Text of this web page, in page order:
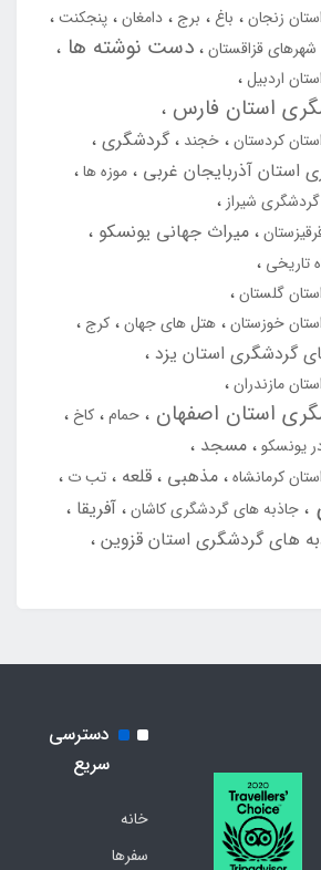
زنجان
باغ برج دامغان پنجکنت
شهرهای قزاقستان دست نوشته ها
اردبیل
استان فارس
کردستان خجند
گردشگری
استان آذربایجان غربی
موزه ها
شیراز
میراث جهانی یونسکو
تاریخی
گلستان
خوزستان هتل های جهان کرج
گردشگری استان یزد
مازندران
استان اصفهان حمام کاخ
یونسکو مسجد
کرمانشاه مذهبی قلعه
تب ت
جاذبه های گردشگری کاشان آفریقا
های گردشگری استان قزوین
دسترسی
سریع
خانه
سفرها